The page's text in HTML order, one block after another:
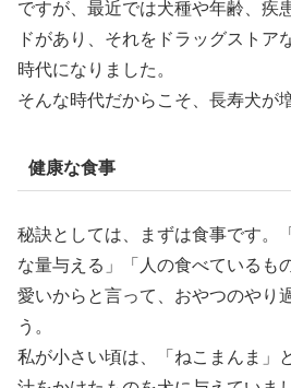
ですが、最近では犬種や年齢、疾
ドがあり、それをドラッグストア
時代になりました。
そんな時代だからこそ、長寿犬が
健康な食事
秘訣としては、まずは食事です。
な量与える」「人の食べているも
愛いからと言って、おやつのやり
う。
私が小さい頃は、「ねこまんま」